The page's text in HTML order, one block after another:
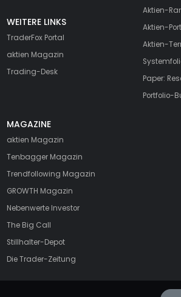
WEITERE LINKS
TraderFox Portal
aktien Magazin
Trading-Desk
Aktien-
Aktien-
Aktien-
Paper:
Portfolio-
MAGAZINE
aktien Magazin
Tenbagger Magazin
Trendfollowing Magazin
GROWTH Magazin
Nebenwerte Investor
The Big Call
Stillhalter-Depot
Die Trader-Zeitung